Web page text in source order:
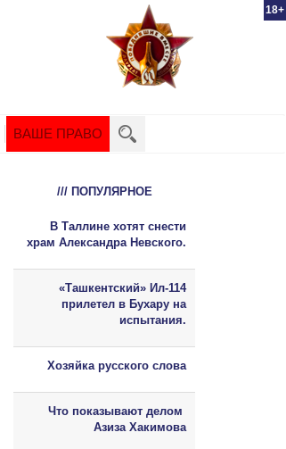
18+
ВАШЕ ПРАВО
/// ПОПУЛЯРНОЕ
В Таллине хотят снести
храм Александра Невского.
«Ташкентский» Ил-114
прилетел в Бухару на
испытания.
Хозяйка русского слова
Что показывают делом
Азиза Хакимова